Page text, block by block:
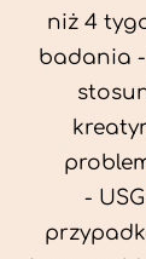
niż 4
badania
-